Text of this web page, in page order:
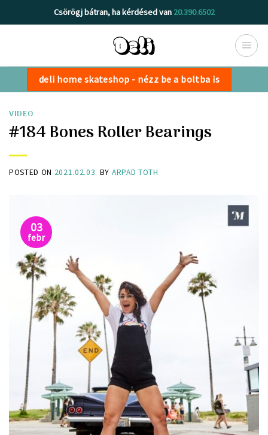
to
Csörögj bátran, ha kérdésed van 20.390.6502
deli home skateshop - nézz be a boltba is
VIDEO
#184 Bones Roller Bearings
POSTED ON 2021.02.03. BY ARPAD TOTH
03
febr